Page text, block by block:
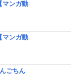
マンガ動
マンガ動
ごちん